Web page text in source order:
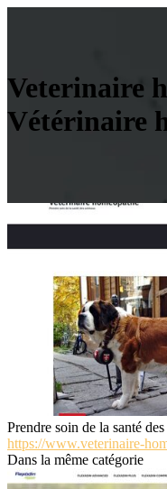
Veterinaire
Vétérinaire
Prendre soin de la santé
https://www.veterinaire-
Dans la même catégorie